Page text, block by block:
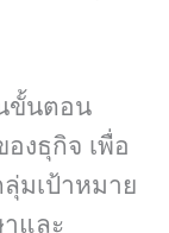
ขั้นตอน
งธุกิจ เพื่อ
มเป้าหมาย
และ